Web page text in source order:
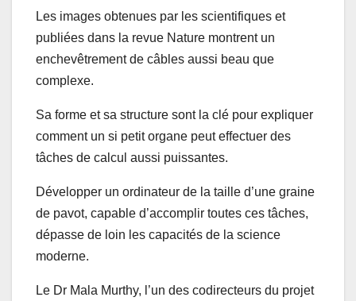
Les images obtenues par les scientifiques et
publiées dans la revue Nature montrent un
enchevêtrement de câbles aussi beau que
complexe.
Sa forme et sa structure sont la clé pour expliquer
comment un si petit organe peut effectuer des
tâches de calcul aussi puissantes.
Développer un ordinateur de la taille d’une graine
de pavot, capable d’accomplir toutes ces tâches,
dépasse de loin les capacités de la science
moderne.
Le Dr Mala Murthy, l’un des codirecteurs du projet